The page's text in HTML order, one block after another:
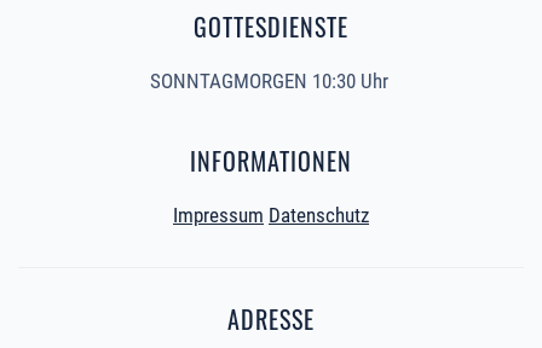
GOTTESDIENSTE
SONNTAGMORGEN 10:30 Uhr
INFORMATIONEN
Impressum Datenschutz
ADRESSE